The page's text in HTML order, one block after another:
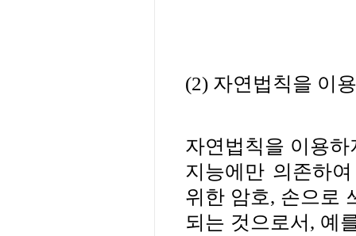
(2) 자연법칙을 이
자연법칙을 이용
지능에만 의존하
위한 암호, 손으로
되는 것으로서 , 예